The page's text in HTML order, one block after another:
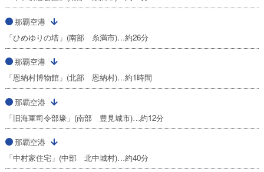
那覇空港
「ひめゆりの塔」(南部 糸満市)…約26分
那覇空港
「恩納村博物館」(北部 恩納村)…約1時間
那覇空港
「旧海軍司令部壕」(南部 豊見城市)…約12分
那覇空港
「中村家住宅」(中部 北中城村)…約40分